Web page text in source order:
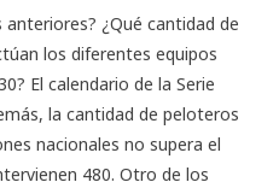
¿Qué cantidad de
los diferentes equipos
El calendario de la Serie
la cantidad de peloteros
nacionales no supera el
480. Otro de los